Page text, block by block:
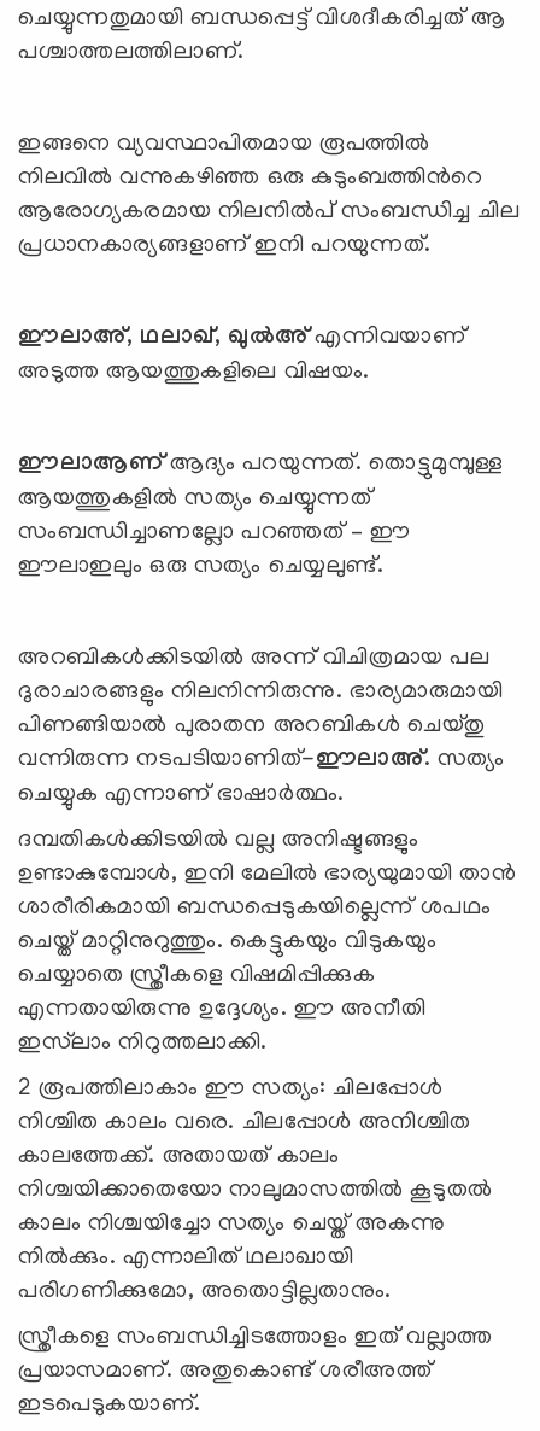
ചെയ്യുന്നതുമായി ബന്ധപ്പെട്ട് വിശദീകരിച്ചത് ആ
പശ്ചാത്തലത്തിലാണ്.
ഇങ്ങനെ വ്യവസ്ഥാപിതമായ രൂപത്തില്‍
നിലവില്‍ വന്നുകഴിഞ്ഞ ഒരു കുടുംബത്തിന്‍റെ
ആരോഗ്യകരമായ നിലനില്‍പ് സംബന്ധിച്ച ചില
പ്രധാനകാര്യങ്ങളാണ് ഇനി പറയുന്നത്.
ഈലാഅ്, ഥലാഖ്, ഖുല്‍അ്എന്നിവയാണ്
അടുത്ത ആയത്തുകളിലെ വിഷയം.
ഈലാആണ്ആദ്യം പറയുന്നത്. തൊട്ടുമുമ്പുള്ള
ആയത്തുകളില്‍ സത്യം ചെയ്യുന്നത്
സംബന്ധിച്ചാണല്ലോ പറഞ്ഞത് – ഈ
ഈലാഇലും ഒരു സത്യം ചെയ്യലുണ്ട്.
അറബികള്‍ക്കിടയില്‍ അന്ന് വിചിത്രമായ പല
ദുരാചാരങ്ങളും നിലനിന്നിരുന്നു. ഭാര്യമാരുമായി
പിണങ്ങിയാല്‍ പുരാതന അറബികള്‍ ചെയ്തു
വന്നിരുന്ന നടപടിയാണിത്-ഈലാഅ്. സത്യം
ചെയ്യുക എന്നാണ് ഭാഷാര്‍ത്ഥം.
ദമ്പതികള്‍ക്കിടയില്‍ വല്ല അനിഷ്ടങ്ങളും
ഉണ്ടാകുമ്പോള്‍, ഇനി മേലില്‍ ഭാര്യയുമായി താന്‍
ശാരീരികമായി ബന്ധപ്പെടുകയില്ലെന്ന് ശപഥം
ചെയ്ത് മാറ്റിനുറുത്തും. കെട്ടുകയും വിടുകയും
ചെയ്യാതെ സ്ത്രീകളെ വിഷമിപ്പിക്കുക
എന്നതായിരുന്നു ഉദ്ദേശ്യം. ഈ അനീതി
ഇസ്‌ലാം നിറുത്തലാക്കി.
2 രൂപത്തിലാകാം ഈ സത്യം: ചിലപ്പോള്‍
നിശ്ചിത കാലം വരെ. ചിലപ്പോള്‍ അനിശ്ചിത
കാലത്തേക്ക്. അതായത് കാലം
നിശ്ചയിക്കാതെയോ നാലുമാസത്തില്‍ കൂടുതല്‍
കാലം നിശ്ചയിച്ചോ സത്യം ചെയ്ത് അകന്നു
നില്‍ക്കും. എന്നാലിത് ഥലാഖായി
പരിഗണിക്കുമോ, അതൊട്ടില്ലതാനും.
സ്ത്രീകളെ സംബന്ധിച്ചിടത്തോളം ഇത് വല്ലാത്ത
പ്രയാസമാണ്. അതുകൊണ്ട് ശരീഅത്ത്
ഇടപെടുകയാണ്.